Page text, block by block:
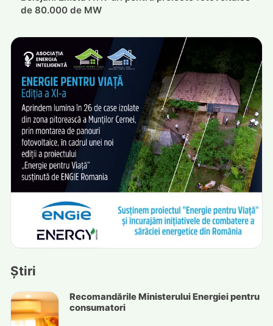
de 80.000 de MW
Știri
Recomandările Ministerului Energiei pentru
consumatori